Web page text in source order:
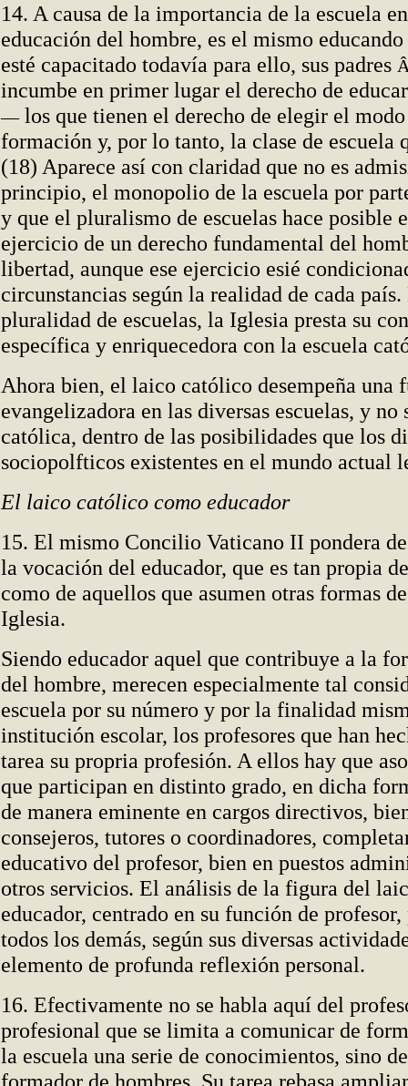
14. A causa de la importancia de la escuela
educación del hombre, es el mismo
esté capacitado todavía para ello, sus padres
incumbe en primer lugar el derecho de
—los que tienen el derecho de elegir el modo
formación y, por lo tanto, la clase de escuela
(18) Aparece así con claridad que no es
principio, el monopolio de la escuela por
y que el pluralismo de escuelas hace posible
ejercicio de un derecho fundamental del
libertad, aunque ese ejercicio esié
circunstancias según la realidad de cada país.
pluralidad de escuelas, la Iglesia presta su
específica y enriquecedora con la escuela
Ahora bien, el laico católico desempeña una
evangelizadora en las diversas escuelas, y no
católica, dentro de las posibilidades que los
sociopolfticos existentes en el mundo actual
El laico católico como educador
15. El mismo Concilio Vaticano II pondera
la vocación del educador, que es tan propia
como de aquellos que asumen otras formas
Iglesia.
Siendo educador aquel que contribuye a la
del hombre, merecen especialmente tal
escuela por su número y por la finalidad
institución escolar, los profesores que han
tarea su propria profesión. A ellos hay que
que participan en distinto grado, en dicha
de manera eminente en cargos directivos,
consejeros, tutores o coordinadores,
educativo del profesor, bien en puestos
otros servicios. El análisis de la figura del
educador, centrado en su función de
todos los demás, según sus diversas
elemento de profunda reflexión personal.
16. Efectivamente no se habla aquí del
profesional que se limita a comunicar de
la escuela una serie de conocimientos, sino
formador de hombres. Su tarea rebasa